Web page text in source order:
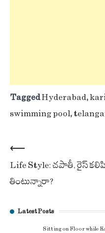
TaggedHyderabad,
swimming pool,
Post
navigation
⟵
Life Style: చపాతీ, రైస్ కలిపి
తింటున్నారా?
Latest Posts
Sitting on Floor while